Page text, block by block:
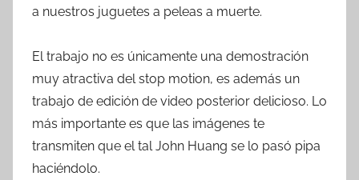
a nuestros juguetes a peleas a muerte.
El trabajo no es únicamente una demostración
muy atractiva del stop motion, es además un
trabajo de edición de video posterior delicioso. Lo
más importante es que las imágenes te
transmiten que el tal John Huang se lo pasó pipa
haciéndolo.